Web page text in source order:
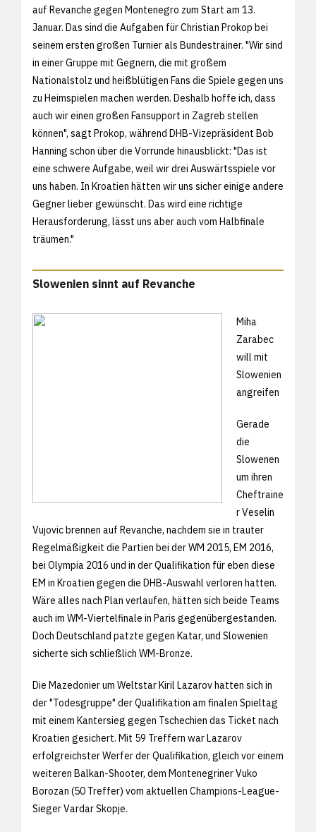
auf Revanche gegen Montenegro zum Start am 13.
Januar. Das sind die Aufgaben für Christian Prokop bei
seinem ersten großen Turnier als Bundestrainer. "Wir sind
in einer Gruppe mit Gegnern, die mit großem
Nationalstolz und heißblütigen Fans die Spiele gegen uns
zu Heimspielen machen werden. Deshalb hoffe ich, dass
auch wir einen großen Fansupport in Zagreb stellen
können", sagt Prokop, während DHB-Vizepräsident Bob
Hanning schon über die Vorrunde hinausblickt: "Das ist
eine schwere Aufgabe, weil wir drei Auswärtsspiele vor
uns haben. In Kroatien hätten wir uns sicher einige andere
Gegner lieber gewünscht. Das wird eine richtige
Herausforderung, lässt uns aber auch vom Halbfinale
träumen."
Slowenien sinnt auf Revanche
Miha
Zarabec
will mit
Slowenien
angreifen
Gerade
die
Slowenen
um ihren
Cheftraine
r Veselin
Vujovic brennen auf Revanche, nachdem sie in trauter
Regelmäßigkeit die Partien bei der WM 2015, EM 2016,
bei Olympia 2016 und in der Qualifikation für eben diese
EM in Kroatien gegen die DHB-Auswahl verloren hatten.
Wäre alles nach Plan verlaufen, hätten sich beide Teams
auch im WM-Viertelfinale in Paris gegenübergestanden.
Doch Deutschland patzte gegen Katar, und Slowenien
sicherte sich schließlich WM-Bronze.
Die Mazedonier um Weltstar Kiril Lazarov hatten sich in
der "Todesgruppe" der Qualifikation am finalen Spieltag
mit einem Kantersieg gegen Tschechien das Ticket nach
Kroatien gesichert. Mit 59 Treffern war Lazarov
erfolgreichster Werfer der Qualifikation, gleich vor einem
weiteren Balkan-Shooter, dem Montenegriner Vuko
Borozan (50 Treffer) vom aktuellen Champions-League-
Sieger Vardar Skopje.